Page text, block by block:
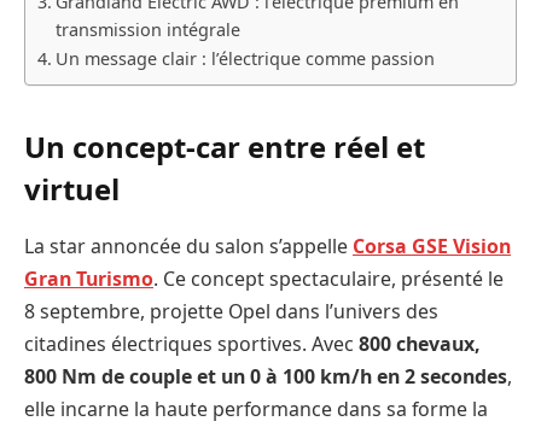
transmission intégrale
Un message clair : l’électrique comme passion
Un concept-car entre réel et
virtuel
La star annoncée du salon s’appelle Corsa GSE Vision
Gran Turismo. Ce concept spectaculaire, présenté le
8 septembre, projette Opel dans l’univers des
citadines électriques sportives. Avec 800 chevaux,
800 Nm de couple et un 0 à 100 km/h en 2 secondes,
elle incarne la haute performance dans sa forme la